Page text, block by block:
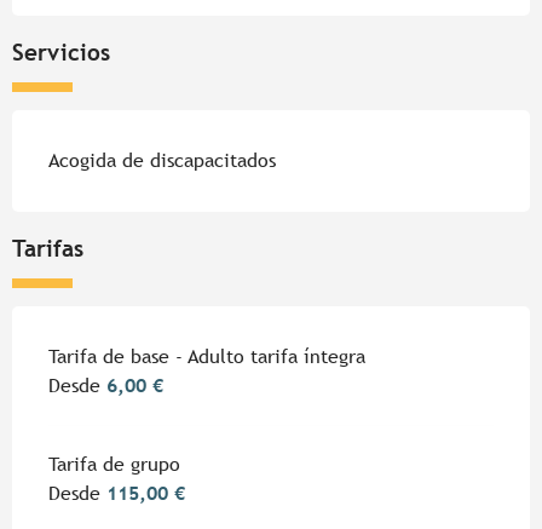
Servicios
Acogida de discapacitados
Tarifas
Tarifa de base - Adulto tarifa íntegra
Desde 6,00 €
Tarifa de grupo
Desde 115,00 €